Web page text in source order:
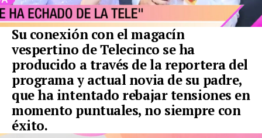
Su conexión con el magacín
vespertino de Telecinco se ha
producido a través de la reportera del
programa y actual novia de su padre,
que ha intentado rebajar tensiones en
momento puntuales, no siempre con
éxito.